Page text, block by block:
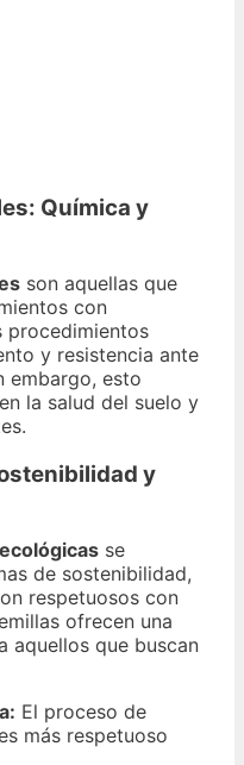
Química y
son aquellas que
con
procedimientos
y resistencia ante
embargo, esto
la salud del suelo y
y
se
de sostenibilidad,
respetuosos con
ofrecen una
aquellos que buscan
El proceso de
más respetuoso